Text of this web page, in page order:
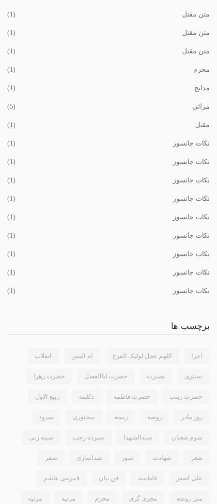
متن مقتل (1)
متن مقتل (1)
متن مقتل (1)
محرم (1)
مدایح (1)
مراثی (5)
مقتل (1)
نکات جانسوز (1)
نکات جانسوز (1)
نکات جانسوز (1)
نکات جانسوز (1)
نکات جانسوز (1)
نکات جانسوز (1)
نکات جانسوز (1)
نکات جانسوز (1)
نکات جانسوز (1)
برچسب ها
اجرا اللهم عجل لولیک الفرج ام البنین انقلاب
بستری بصیرت حضرت اباالفضل حضرت زهرا
حضرت زینب حضرت فاطمه دکلمه ربیع الاول
روز مادر روضه زمینه سخنوری سرود
سوم شعبان سیدالشهدا سیزده رجب سینه زنی
شعر شهادت شور صداسازی صفر
علی اصغر فاطمیه فن بیان قمربنی هاشم
متن روضه مجری گری محرم مرثيه مرثیه